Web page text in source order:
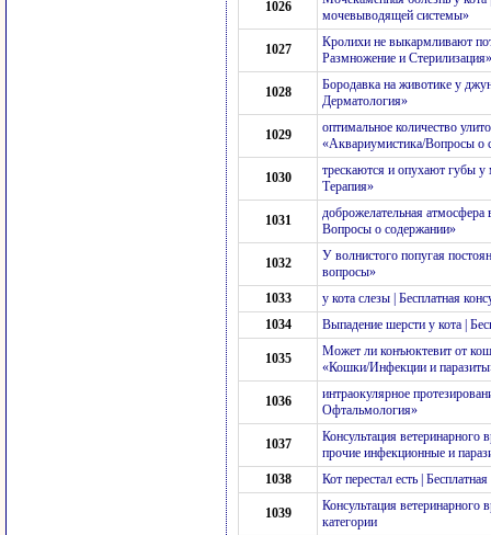
1026
мочевыводящей системы»
1027
Кролихи не выкармливают
Размножение и Стерилизация»
1028
Бородавка на животике у
Дерматология»
1029
оптимальное количество
«Аквариумистика/Вопросы о
1030
трескаются и опухают губы у
Терапия»
1031
доброжелательная атмосфера
Вопросы о содержании»
1032
У волнистого попугая
вопросы»
1033
у кота слезы | Бесплатная
1034
Выпадение шерсти у кота |
1035
Может ли конъюктевит от
«Кошки/Инфекции и
1036
интраокулярное
Офтальмология»
1037
Консультация ветеринарного
прочие инфекционные и
1038
Кот перестал есть |
1039
Консультация
категории